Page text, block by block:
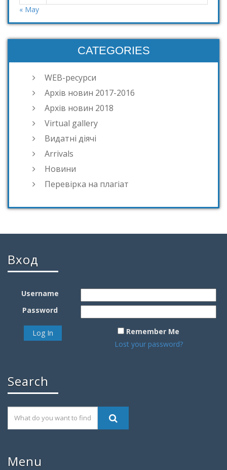
« May
CATEGORIES
WEB-ресурси
Архів новин 2017-2016
Архів новин 2018
Virtual gallery
Видатні діячі
Arrivals
Новини
Перевірка на плагіат
Вход
Username
Password
Remember Me
Lost your password?
Search
Menu